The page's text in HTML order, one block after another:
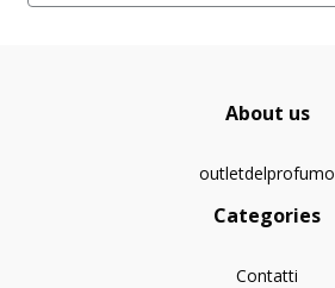
About us
outletdelprofumo
Categories
Contatti